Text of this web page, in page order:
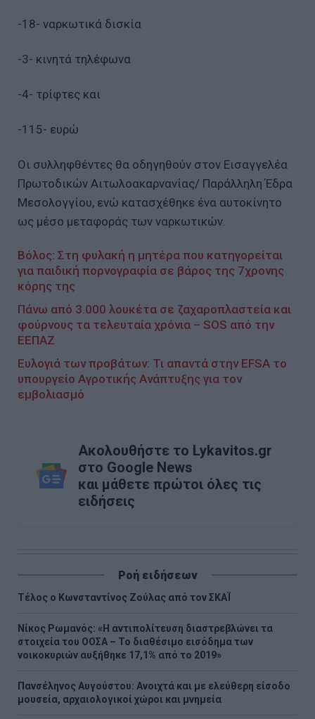
-18- ναρκωτικά δισκία
-3- κινητά τηλέφωνα
-4- τρίφτες και
-115- ευρώ
Οι συλληφθέντες θα οδηγηθούν στον Εισαγγελέα
Πρωτοδικών Αιτωλοακαρνανίας/ Παράλληλη Έδρα
Μεσολογγίου, ενώ κατασχέθηκε ένα αυτοκίνητο
ως μέσο μεταφοράς των ναρκωτικών.
Βόλος: Στη φυλακή η μητέρα που κατηγορείται
για παιδική πορνογραφία σε βάρος της 7χρονης
κόρης της
Πάνω από 3.000 λουκέτα σε ζαχαροπλαστεία και
φούρνους τα τελευταία χρόνια – SOS από την
ΕΕΠΑΖ
Ευλογιά των προβάτων: Τι απαντά στην EFSA το
υπουργείο Αγροτικής Ανάπτυξης για τον
εμβολιασμό
Ακολουθήστε το Lykavitos.gr
στο Google News
και μάθετε πρώτοι όλες τις
ειδήσεις
Ροή ειδήσεων
Τέλος ο Κωνσταντίνος Ζούλας από τον ΣΚΑΪ
Νίκος Ρωμανός: «Η αντιπολίτευση διαστρεβλώνει τα
στοιχεία του ΟΟΣΑ – Το διαθέσιμο εισόδημα των
νοικοκυριών αυξήθηκε 17,1% από το 2019»
Πανσέληνος Αυγούστου: Ανοιχτά και με ελεύθερη είσοδο
μουσεία, αρχαιολογικοί χώροι και μνημεία